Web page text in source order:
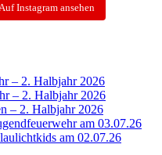
Auf Instagram ansehen
– 2. Halbjahr 2026
– 2. Halbjahr 2026
– 2. Halbjahr 2026
am 03.07.26
am 02.07.26